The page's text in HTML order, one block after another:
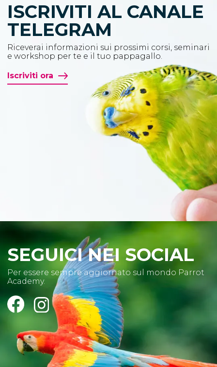
ISCRIVITI AL CANALE
TELEGRAM
Riceverai informazioni sui prossimi corsi, seminari
e workshop per te e il tuo pappagallo.
Iscriviti ora
SEGUICI NEI SOCIAL
Per essere sempre aggiornato sul mondo Parrot
Academy.